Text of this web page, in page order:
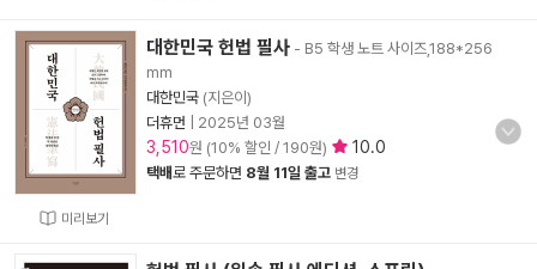
미리보기
대한민국 헌법 필사 - B5 학생 노트 사이즈,188*256
mm
대한민국 (지은이)
더휴먼
2025년 03월
3,510원 (10% 할인 / 190원) 10.0
택배로 주문하면 8월 11일 출고 변경